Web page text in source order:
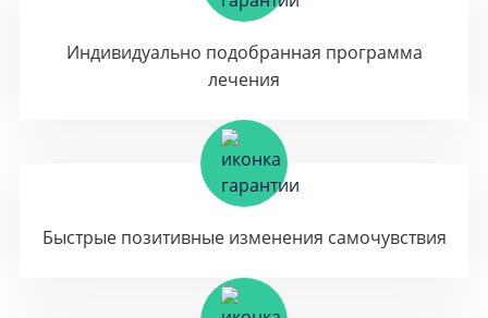
Индивидуально подобранная программа
лечения
Быстрые позитивные изменения самочувствия